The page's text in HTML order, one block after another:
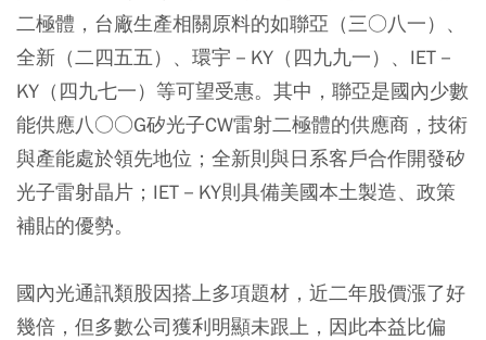
二極體，台廠生產相關原料的如聯亞（三○八一）、
全新（二四五五）、環宇－KY（四九九一）、IET－
KY（四九七一）等可望受惠。其中，聯亞是國內少數
能供應八○○G矽光子CW雷射二極體的供應商，技術
與產能處於領先地位；全新則與日系客戶合作開發矽
光子雷射晶片；IET－KY則具備美國本土製造、政策
補貼的優勢。
國內光通訊類股因搭上多項題材，近二年股價漲了好
幾倍，但多數公司獲利明顯未跟上，因此本益比偏